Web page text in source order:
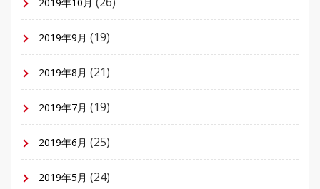
2019年9月 (19)
2019年8月 (21)
2019年7月 (19)
2019年6月 (25)
2019年5月 (24)